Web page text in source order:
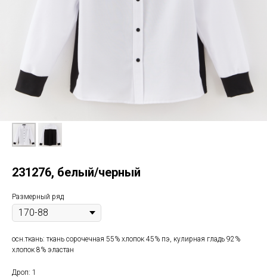
231276, белый/черный
Размерный ряд
осн.ткань: ткань сорочечная 55% хлопок 45% пэ, кулирная гладь 92%
хлопок 8% эластан
Дроп: 1